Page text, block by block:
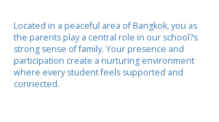
Located in a peaceful area of Bangkok, you as
the parents play a central role in our school?s
strong sense of family. Your presence and
participation create a nurturing environment
where every student feels supported and
connected.